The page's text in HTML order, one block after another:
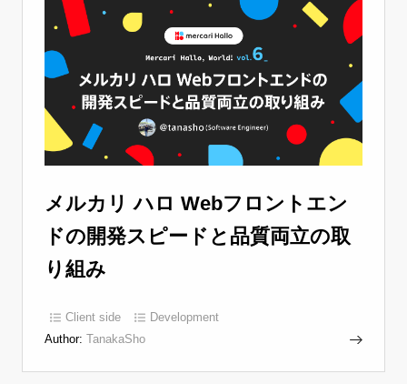
メルカリ ハロ Webフロントエン
ドの開発スピードと品質両立の取
り組み
Client side
Development
Author: TanakaSho